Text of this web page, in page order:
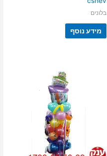
בלונים
מידע נוסף